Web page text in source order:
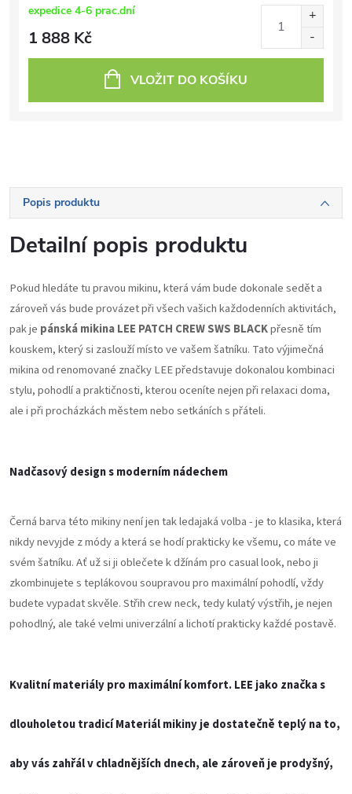
expedice 4-6 prac.dní
1 888 Kč
VLOŽIT DO KOŠÍKU
Popis produktu
Detailní popis produktu
Pokud hledáte tu pravou mikinu, která vám bude dokonale sedět a
zároveň vás bude provázet při všech vašich každodenních aktivitách,
pak je pánská mikina LEE PATCH CREW SWS BLACKpřesně tím
kouskem, který si zaslouží místo ve vašem šatníku. Tato výjimečná
mikina od renomované značky LEE představuje dokonalou kombinaci
stylu, pohodlí a praktičnosti, kterou oceníte nejen při relaxaci doma,
ale i při procházkách městem nebo setkáních s přáteli.
Nadčasový design s moderním nádechem
Černá barva této mikiny není jen tak ledajaká volba - je to klasika, která
nikdy nevyjde z módy a která se hodí prakticky ke všemu, co máte ve
svém šatníku. Ať už si ji oblečete k džínám pro casual look, nebo ji
zkombinujete s teplákovou soupravou pro maximální pohodlí, vždy
budete vypadat skvěle. Střih crew neck, tedy kulatý výstřih, je nejen
pohodlný, ale také velmi univerzální a lichotí prakticky každé postavě.
Kvalitní materiály pro maximální komfort.LEE jako značka s
dlouholetou tradicí Materiál mikiny je dostatečně teplý na to,
aby vás zahřál v chladnějších dnech, ale zároveň je prodyšný,